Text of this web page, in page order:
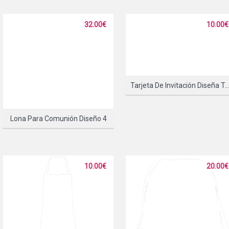
PLEASE SELECT A
Lona Para Comunión Diseño 4
32.00€
Tarjeta De Invitación Diseña Tu Regalo
10.00€
10.00€ 20.00€